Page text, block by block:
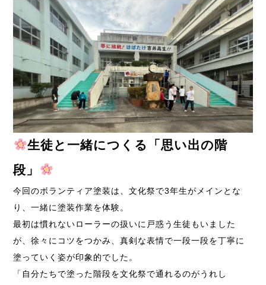
生徒と一緒につくる「思い出の階
段」
今回のボランティア塗装は、文化祭で3年生がメインとな
り、一緒に塗装作業を体験。
最初は慣れないローラーの扱いに戸惑う生徒もいました
が、徐々にコツをつかみ、真剣な表情で一段一段を丁寧に
塗っていく姿が印象的でした。
「自分たちで塗った階段を文化祭で通れるのがうれし